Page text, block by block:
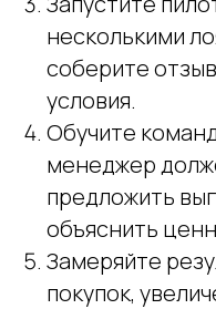
несколькими
соберите
условия.
Обучите
менеджер
предложить
объяснить
Замеряйте
покупок,